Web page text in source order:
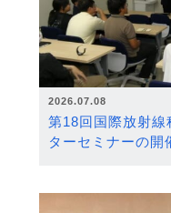
2026.07.08
第18回国際放射線
ターセミナーの開